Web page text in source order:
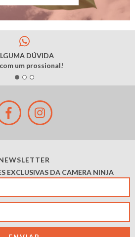
DÚVIDA
um prossional!
EXCLUSIVAS DA CAMERA NINJA